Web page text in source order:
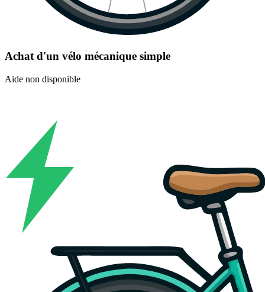
Achat d'un vélo mécanique simple
Aide non disponible